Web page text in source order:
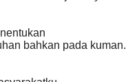
bahkan pada kuman.